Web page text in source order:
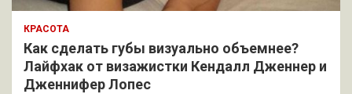
КРАСОТА
Как сделать губы визуально объемнее?
Лайфхак от визажистки Кендалл Дженнер и
Дженнифер Лопес